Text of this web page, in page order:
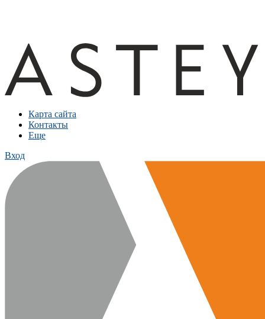
Карта сайта
Контакты
Еще
Вход